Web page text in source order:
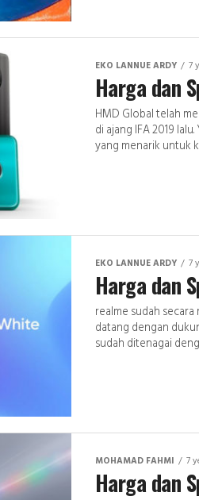
EKO LANNUE ARDY 7
Harga dan
HMD Global telah
di ajang IFA 2019
yang menarik untuk
EKO LANNUE ARDY 7
Harga dan
realme sudah
datang dengan
sudah ditenagai
MOHAMAD FAHMI 7
Harga dan